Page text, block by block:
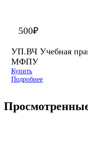
500₽
УП.ВЧ Учебная
МФПУ
Купить
Подробнее